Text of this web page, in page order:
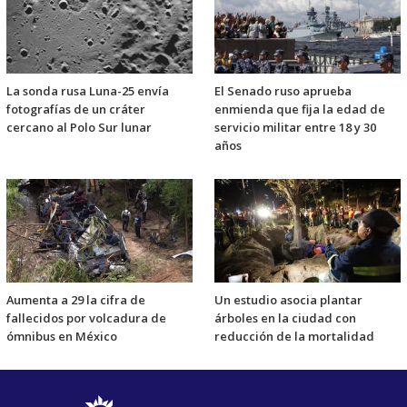
La sonda rusa Luna-25 envía
fotografías de un cráter
cercano al Polo Sur lunar
El Senado ruso aprueba
enmienda que fija la edad de
servicio militar entre 18 y 30
años
Aumenta a 29 la cifra de
fallecidos por volcadura de
ómnibus en México
Un estudio asocia plantar
árboles en la ciudad con
reducción de la mortalidad